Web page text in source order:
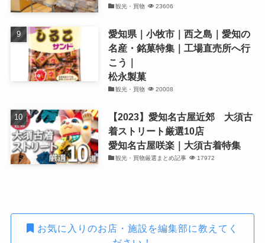
観光・買物 23606
愛知県｜小牧市｜西之島｜愛知の
名産・銘菓特集｜工場直売所へ行
こう｜
松永製菓
観光・買物 20008
【2023】愛知名古屋近郊 大須古
着ストリート厳選10店
愛知名古屋咲楽｜大須古着特集
観光・買物厳選まとめ記事 17972
お気に入りのお店・施設を編集部に教えてく